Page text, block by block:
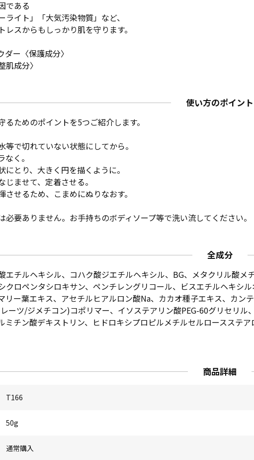
である
ライト」「大気汚染物質」など、
レスからもしっかり肌を守ります。
ー〈保護成分〉
成分〉
使い方のポイント
るためのポイントを5つご紹介します。
で切れていない状態にしてから。
く。
とり、大きく円を描くように。
ませて、定着させる。
せるため、こまめにぬりなおす。
要ありません。お手持ちのボディソープ等で洗い流してください。
全成分
エチルヘキシル、コハク酸ジエチルヘキシル、BG、メタクリル酸
クロペンタシロキサン、ペンチレングリコール、ビスエチルヘキシ
リー葉エキス、アセチルヒアルロン酸Na、カカオ種子エキス、カ
ーツ/ジメチコン)コポリマー、イソステアリン酸PEG-60グリセリ
ミチン酸デキストリン、ヒドロキシプロピルメチルセルロースステ
商品詳細
T166
50g
通常購入